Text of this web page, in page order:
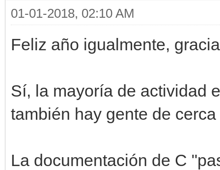
01-01-2018, 02:10 AM
Feliz año igualmente,
Sí, la mayoría de actividad
también hay gente de
La documentación de C